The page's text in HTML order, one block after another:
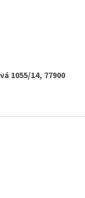
1055/14, 77900